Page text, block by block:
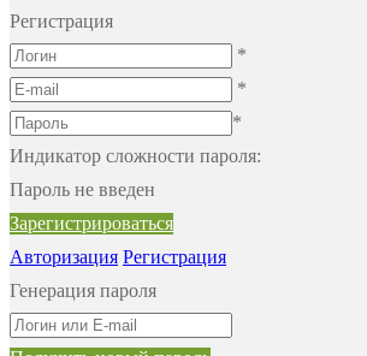
Регистрация
*
*
*
Индикатор сложности пароля:
Пароль не введен
Зарегистрироваться
Авторизация Регистрация
Генерация пароля